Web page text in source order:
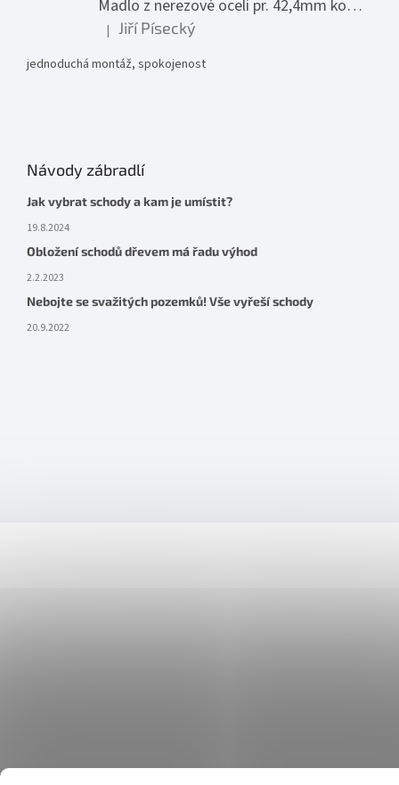
Madlo z nerezové oceli pr. 42,4mm komplet - model 0116 - 3000mm
Hodnocení produktu je 5 z 5 hvězdiček.
| Jiří Písecký
jednoduchá montáž, spokojenost
Návody zábradlí
Jak vybrat schody a kam je umístit?
19.8.2024
Obložení schodů dřevem má řadu výhod
2.2.2023
Nebojte se svažitých pozemků! Vše vyřeší schody
20.9.2022